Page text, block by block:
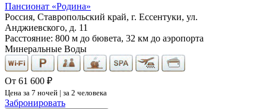
Пансионат «Родина»
Россия, Ставропольский край, г. Ессентуки, ул.
Анджиевского, д. 11
Расстояние: 800 м до бювета, 32 км до аэропорта
Минеральные Воды
От 61 600 ₽
Цена за 7 ночей | за 2 человека
Забронировать